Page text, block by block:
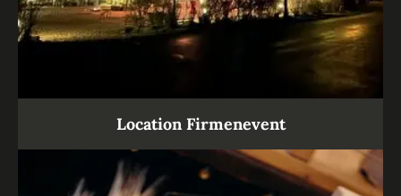
Location Firmenevent